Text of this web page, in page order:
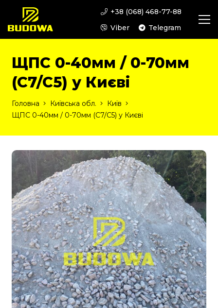
+38 (068) 468-77-88
Viber
Telegram
ЩПС 0-40мм / 0-70мм
(С7/С5) у Києві
Головна Київська обл.
Київ
ЩПС 0-40мм / 0-70мм (С7/С5) у Києві